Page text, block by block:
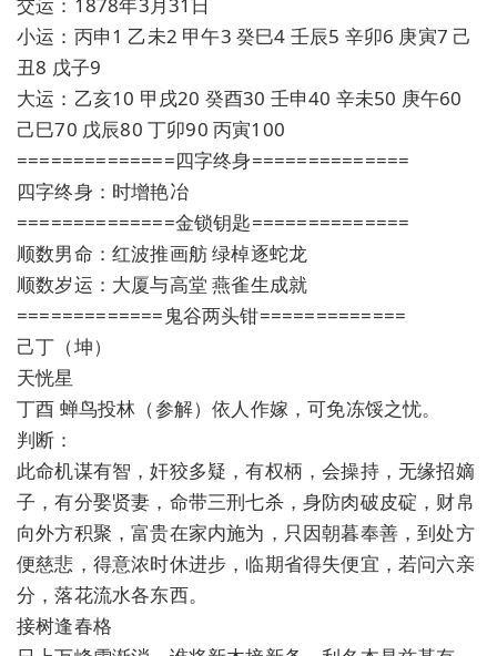
小运：丙申1 乙未2 甲午3 癸巳4 壬辰5 辛卯6 庚寅7 己
丑8 戊子9
大运：乙亥10 甲戌20 癸酉30 壬申40 辛未50 庚午60
己巳70 戊辰80 丁卯90 丙寅100
==============四字终身==============
四字终身：时增艳冶
==============金锁钥匙==============
顺数男命：红波推画舫 绿棹逐蛇龙
顺数岁运：大厦与高堂 燕雀生成就
=============鬼谷两头钳=============
己丁（坤）
天恍星
丁酉 蝉鸟投林（参解）依人作嫁，可免冻馁之忧。
判断：
此命机谋有智，奸狡多疑，有权柄，会操持，无缘招嫡
子，有分娶贤妻，命带三刑七杀，身防肉破皮碇，财帛
向外方积聚，富贵在家内施为，只因朝暮奉善，到处方
便慈悲，得意浓时休进步，临期省得失便宜，若问六亲
分，落花流水各东西。
接树逢春格